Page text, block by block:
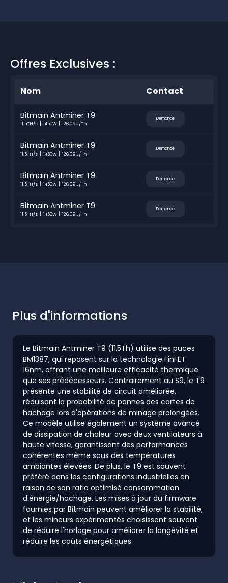
Offres Exclusives :
Nom Contact
Bitmain Antminer T9
11.5TH/s 1450W 126.09 J/Th
Demande
Bitmain Antminer T9
11.5TH/s 1450W 126.09 J/Th
Demande
Bitmain Antminer T9
11.5TH/s 1450W 126.09 J/Th
Demande
Bitmain Antminer T9
11.5TH/s 1450W 126.09 J/Th
Demande
Plus d'informations
Le Bitmain Antminer T9 (11,5Th) utilise des puces
BM1387, qui reposent sur la technologie FinFET
16nm, offrant une meilleure efficacité thermique
que ses prédécesseurs. Contrairement au S9, le T9
présente une stabilité de circuit améliorée,
réduisant la probabilité de pannes des cartes de
hachage lors d'opérations de minage prolongées.
Ce modèle utilise également un système avancé
de dissipation de chaleur avec deux ventilateurs à
haute vitesse, garantissant des performances
cohérentes même sous des températures
ambiantes élevées. De plus, le T9 est souvent
préféré dans les configurations industrielles en
raison de son ratio optimisé consommation
d'énergie/hachage. Les mises à jour du firmware
fournies par Bitmain peuvent améliorer la stabilité,
et les mineurs expérimentés choisissent souvent
de réduire l'horloge pour améliorer la longévité et
réduire les coûts énergétiques.